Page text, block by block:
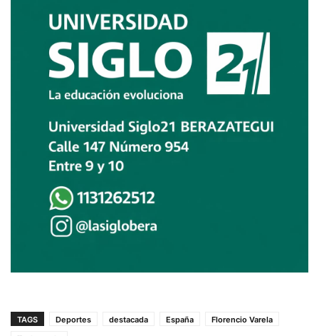
TAGS Deportes destacada España
Florencio Varela